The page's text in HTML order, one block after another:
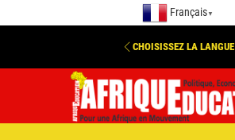
Français ▼
CHOISISSEZ LA LANGUE